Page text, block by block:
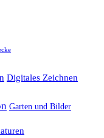
Digitales Zeichnen
Garten und Bilder